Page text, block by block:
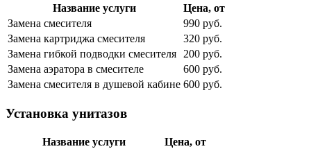
Название услуги
Цена, от
Замена смесителя
990 руб.
Замена картриджа смесителя
320 руб.
Замена гибкой подводки смесителя
200 руб.
Замена аэратора в смесителе
600 руб.
Замена смесителя в душевой кабине 600 руб.
Установка унитазов
Название услуги
Цена, от